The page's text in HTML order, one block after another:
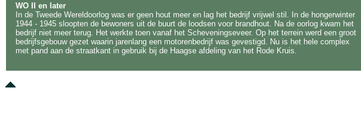
WO II en later
In de Tweede Wereldoorlog was er geen hout meer en lag het bedrijf vrijwel stil. In de hongerwinter
1944 - 1945 sloopten de bewoners uit de buurt de loodsen voor brandhout. Na de oorlog kwam het
bedrijf niet meer terug. Het werkte toen vanaf het Scheveningseveer. Op het terrein werd een groot
bedrijfsgebouw gezet waarin jarenlang een motorenbedrijf was gevestigd. Nu is het hele complex
met pand aan de straatkant in gebruik bij de Haagse afdeling van het Rode Kruis.